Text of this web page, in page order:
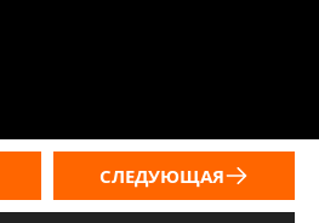
СЛЕДУЮЩАЯ